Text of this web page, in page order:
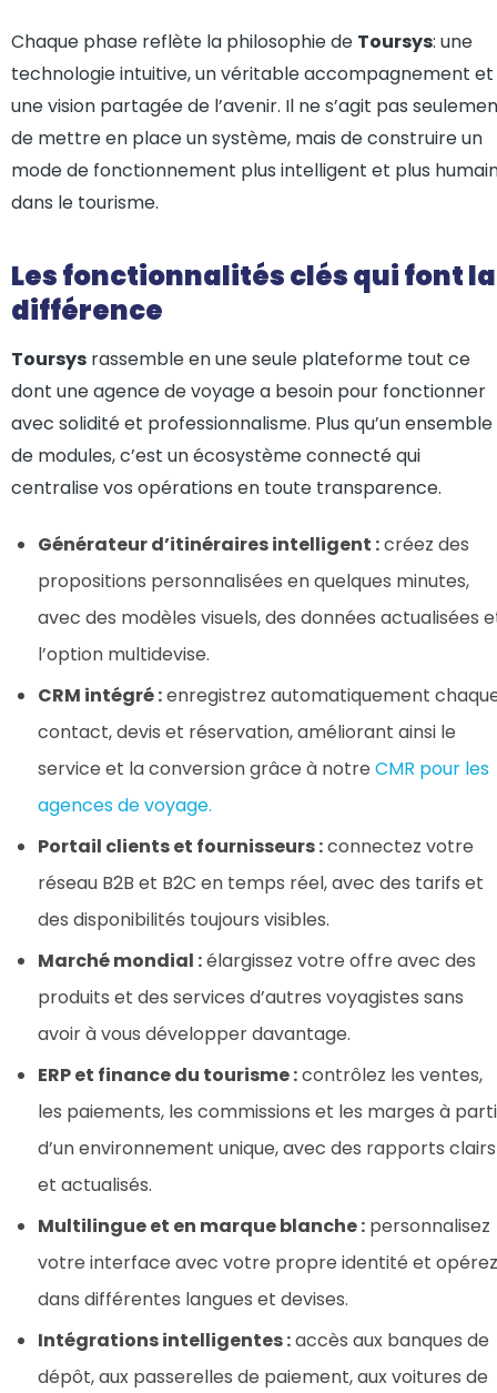
Chaque phase reflète la philosophie de Toursys: une
technologie intuitive, un véritable accompagnement et
une vision partagée de l’avenir. Il ne s’agit pas
de mettre en place un système, mais de construire un
mode de fonctionnement plus intelligent et plus
dans le tourisme.
Les fonctionnalités clés qui font la
différence
Toursys rassemble en une seule plateforme tout ce
dont une agence de voyage a besoin pour fonctionner
avec solidité et professionnalisme. Plus qu’un ensemble
de modules, c’est un écosystème connecté qui
centralise vos opérations en toute transparence.
Générateur d’itinéraires intelligent :créez des
propositions personnalisées en quelques minutes,
avec des modèles visuels, des données actualisées
l’option multidevise.
CRM intégré :enregistrez automatiquement
contact, devis et réservation, améliorant ainsi le
service et la conversion grâce à notre CMR pour les
agences de voyage.
Portail clients et fournisseurs :connectez votre
réseau B2B et B2C en temps réel, avec des tarifs et
des disponibilités toujours visibles.
Marché mondial :élargissez votre offre avec des
produits et des services d’autres voyagistes sans
avoir à vous développer davantage.
ERP et finance du tourisme :contrôlez les ventes,
les paiements, les commissions et les marges à
d’un environnement unique, avec des rapports clairs
et actualisés.
Multilingue et en marque blanche : personnalisez
votre interface avec votre propre identité et opérez
dans différentes langues et devises.
Intégrations intelligentes :accès aux banques de
dépôt, aux passerelles de paiement, aux voitures de